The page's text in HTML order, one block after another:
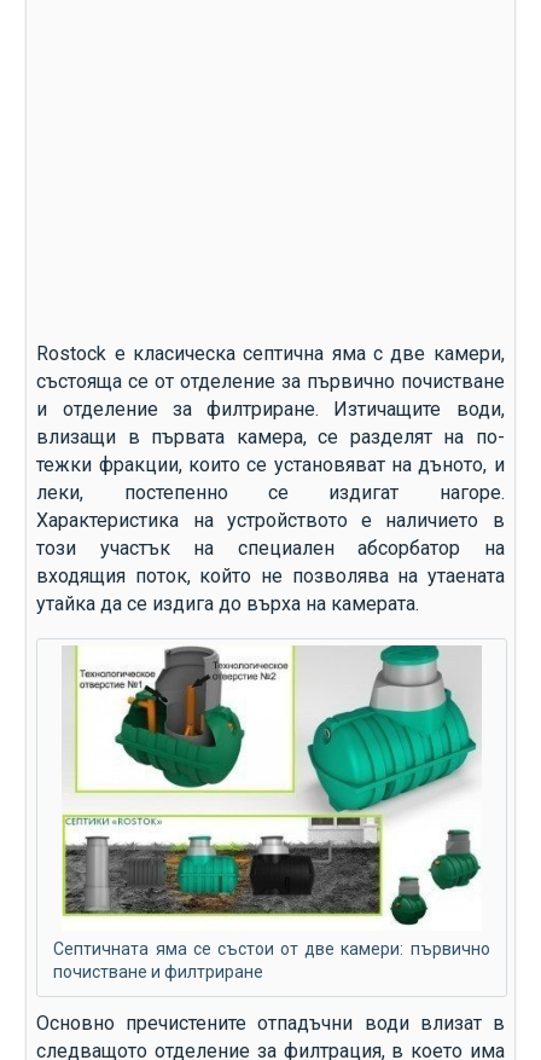
Rostock е класическа септична яма с две камери,
състояща се от отделение за първично почистване
и отделение за филтриране. Изтичащите води,
влизащи в първата камера, се разделят на по-
тежки фракции, които се установяват на дъното, и
леки, постепенно се издигат нагоре.
Характеристика на устройството е наличието в
този участък на специален абсорбатор на
входящия поток, който не позволява на утаената
утайка да се издига до върха на камерата.
Септичната яма се състои от две камери: първично
почистване и филтриране
Основно пречистените отпадъчни води влизат в
следващото отделение за филтрация, в което има